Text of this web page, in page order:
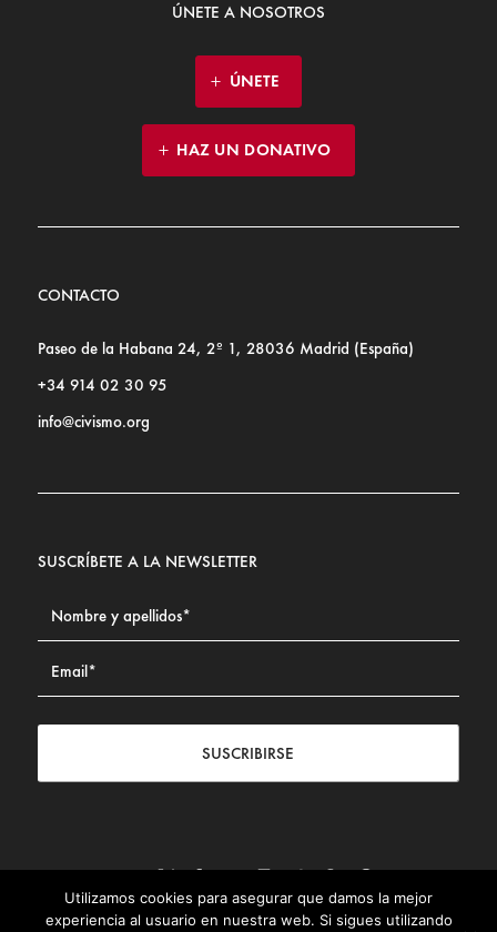
ÚNETE A NOSOTROS
ÚNETE
HAZ UN DONATIVO
CONTACTO
Paseo de la Habana 24, 2º 1, 28036 Madrid (España)
+34 914 02 30 95
info@civismo.org
SUSCRÍBETE A LA NEWSLETTER
SUSCRIBIRSE
Contacto | Aviso legal | Política de privacidad | Política de
Utilizamos cookies para asegurar que damos la mejor
experiencia al usuario en nuestra web. Si sigues utilizando